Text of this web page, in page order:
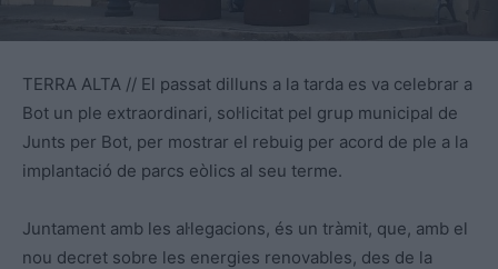
TERRA ALTA // El passat dilluns a la tarda es va celebrar a
Bot un ple extraordinari, sol·licitat pel grup municipal de
Junts per Bot, per mostrar el rebuig per acord de ple a la
implantació de parcs eòlics al seu terme.
Juntament amb les al·legacions, és un tràmit, que, amb el
nou decret sobre les energies renovables, des de la